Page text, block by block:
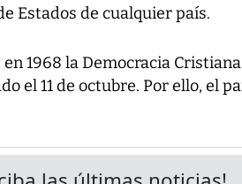
Estados de cualquier país.
1968 la Democracia
el 11 de octubre. Por ello, el